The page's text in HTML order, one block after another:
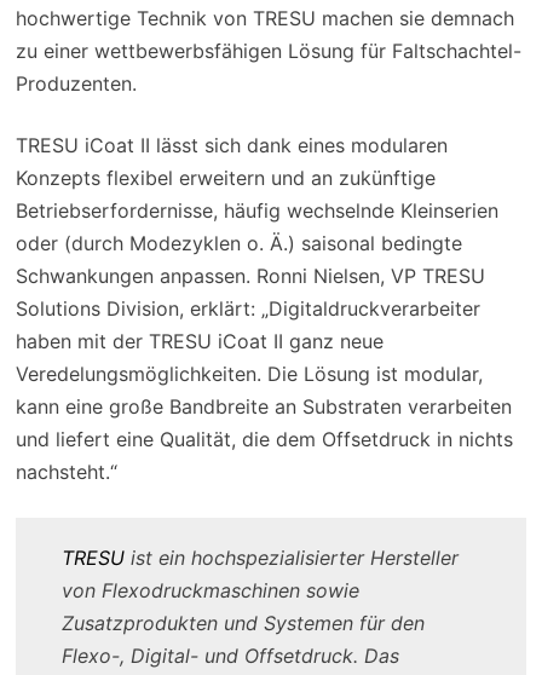
hochwertige Technik von TRESU machen sie demnach
zu einer wettbewerbsfähigen Lösung für Faltschachtel-
Produzenten.
TRESU iCoat II lässt sich dank eines modularen
Konzepts flexibel erweitern und an zukünftige
Betriebserfordernisse, häufig wechselnde Kleinserien
oder (durch Modezyklen o. Ä.) saisonal bedingte
Schwankungen anpassen. Ronni Nielsen, VP TRESU
Solutions Division, erklärt: „Digitaldruckverarbeiter
haben mit der TRESU iCoat II ganz neue
Veredelungsmöglichkeiten. Die Lösung ist modular,
kann eine große Bandbreite an Substraten verarbeiten
und liefert eine Qualität, die dem Offsetdruck in nichts
nachsteht.“
TRESUist ein hochspezialisierter Hersteller
von Flexodruckmaschinen sowie
Zusatzprodukten und Systemen für den
Flexo-, Digital- und Offsetdruck. Das